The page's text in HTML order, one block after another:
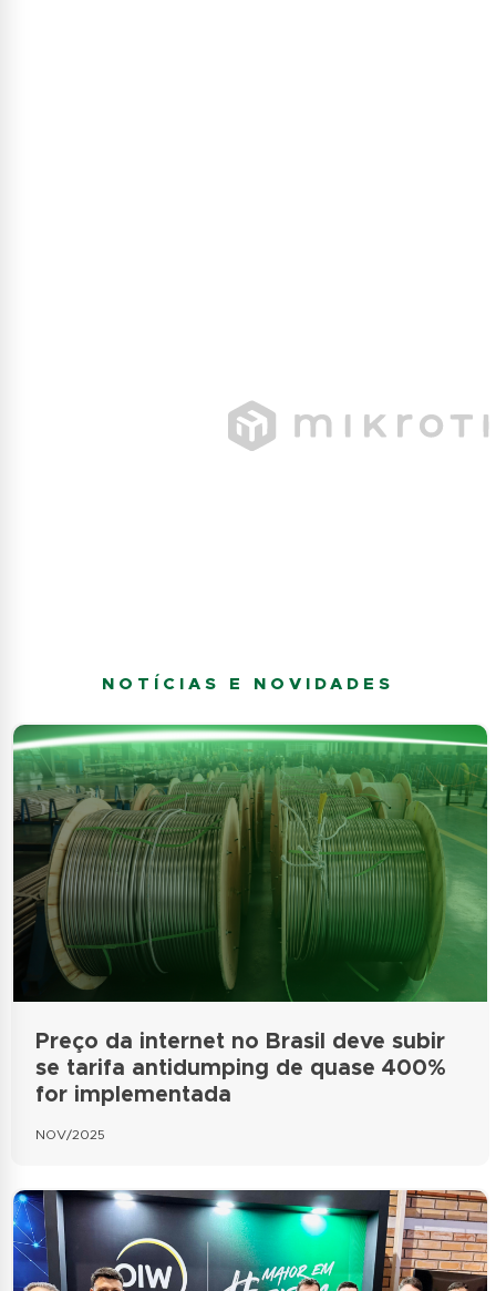
NOTÍCIAS E NOVIDADES
Preço da internet no Brasil deve subir
se tarifa antidumping de quase 400%
for implementada
NOV/2025